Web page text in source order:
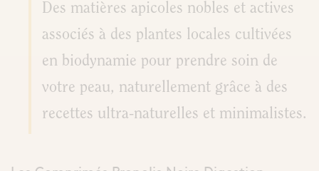
Des matières apicoles nobles et actives
associés à des plantes locales cultivées
en biodynamie pour prendre soin de
votre peau, naturellement grâce à des
recettes ultra-naturelles et minimalistes.